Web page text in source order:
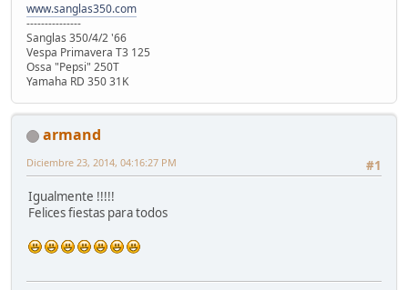
www.sanglas350.com
---------------
Sanglas 350/4/2 '66
Vespa Primavera T3 125
Ossa "Pepsi" 250T
Yamaha RD 350 31K
armand
#1
Diciembre 23, 2014, 04:16:27 PM
Igualmente !!!!!
Felices fiestas para todos